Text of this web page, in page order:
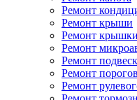
Ремонт
Ремонт крыши
Ремонт
Ремонт
Ремонт
Ремонт
Ремонт